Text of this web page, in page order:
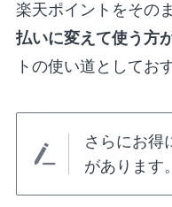
楽天ポイントをその
払いに変えて使う方
トの使い道としてお
さらにお得
があります。